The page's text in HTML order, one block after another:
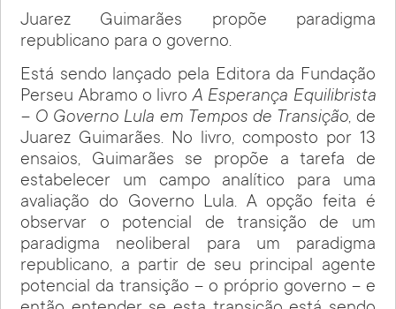
Juarez Guimarães propõe paradigma
republicano para o governo.
Está sendo lançado pela Editora da Fundação
Perseu Abramo o livroA Esperança Equilibrista
– O Governo Lula em Tempos de Transição, de
Juarez Guimarães. No livro, composto por 13
ensaios, Guimarães se propõe a tarefa de
estabelecer um campo analítico para uma
avaliação do Governo Lula. A opção feita é
observar o potencial de transição de um
paradigma neoliberal para um paradigma
republicano, a partir de seu principal agente
potencial da transição – o próprio governo – e